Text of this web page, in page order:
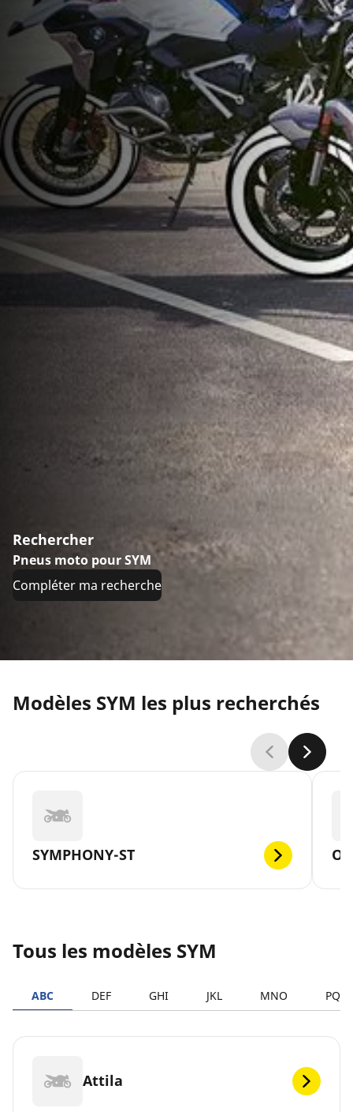
Rechercher
Pneus moto pour SYM
Compléter ma recherche
Modèles SYM les plus recherchés
SYMPHONY-ST
Tous les modèles SYM
ABC DEF GHI JKL MNO PQRS
Attila